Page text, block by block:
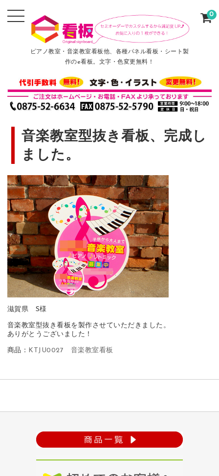
ピアノ教室・音楽教室看板他、各種パネル看板・シート製
作のe看板。文字・色変更無料！
0
音楽教室型抜き看板、完成し
ました。
滋賀県 S様
音楽教室型抜き看板を製作させていただきました。
ありがとうございました！
商品： KTJU0027 音楽教室看板